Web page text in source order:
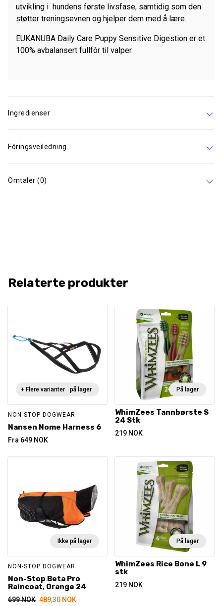
utvikling i hundens første livsfase, samtidig som den
støtter treningsevnen og hjelper dem med å lære.
EUKANUBA Daily Care Puppy Sensitive Digestion er et
100% avbalansert fullfôr til valper.
Ingredienser
Fôringsveiledning
Omtaler (0)
Relaterte produkter
Ikke på lager
+ Flere varianter
NON-STOP DOGWEAR
Nansen Nome Harness 6
Fra 649 NOK
På lager
WhimZees Tannbørste S
24 Stk
219 NOK
Ikke på lager
NON-STOP DOGWEAR
Non-Stop Beta Pro
Raincoat, Orange 24
699NOK 489,30 NOK
På lager
WhimZees Rice Bone L 9
stk
219 NOK